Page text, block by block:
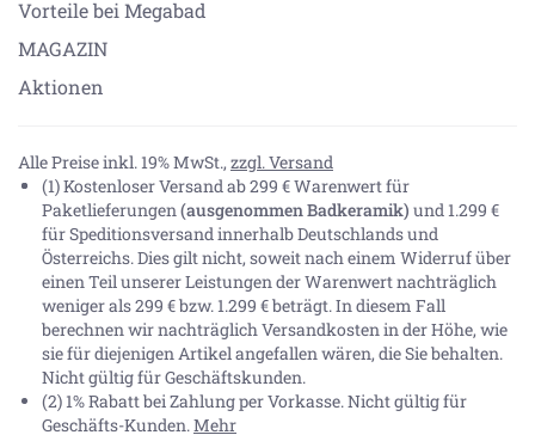
Vorteile bei Megabad
MAGAZIN
Aktionen
Alle Preise inkl. 19% MwSt., zzgl. Versand
(1) Kostenloser Versand ab 299 € Warenwert für
Paketlieferungen(ausgenommen Badkeramik) und 1.299 €
für Speditionsversand innerhalb Deutschlands und
Österreichs. Dies gilt nicht, soweit nach einem Widerruf über
einen Teil unserer Leistungen der Warenwert nachträglich
weniger als 299 € bzw. 1.299 € beträgt. In diesem Fall
berechnen wir nachträglich Versandkosten in der Höhe, wie
sie für diejenigen Artikel angefallen wären, die Sie behalten.
Nicht gültig für Geschäftskunden.
(2) 1% Rabatt bei Zahlung per Vorkasse. Nicht gültig für
Geschäfts-Kunden.Mehr